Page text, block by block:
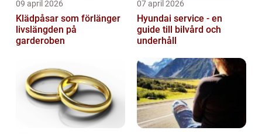
09 april 2026
Klädpåsar som förlänger
livslängden på
garderoben
07 april 2026
Hyundai service - en
guide till bilvård och
underhåll